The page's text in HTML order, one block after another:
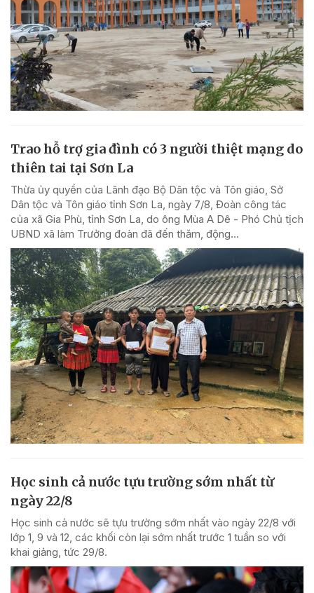
Trao hỗ trợ gia đình có 3 người thiệt mạng do
thiên tai tại Sơn La
Thừa ủy quyền của Lãnh đạo Bộ Dân tộc và Tôn giáo, Sở
Dân tộc và Tôn giáo tỉnh Sơn La, ngày 7/8, Đoàn công tác
của xã Gia Phù, tỉnh Sơn La, do ông Mùa A Dê - Phó Chủ tịch
UBND xã làm Trưởng đoàn đã đến thăm, động...
Học sinh cả nước tựu trường sớm nhất từ
ngày 22/8
Học sinh cả nước sẽ tựu trường sớm nhất vào ngày 22/8 với
lớp 1, 9 và 12, các khối còn lại sớm nhất trước 1 tuần so với
khai giảng, tức 29/8.